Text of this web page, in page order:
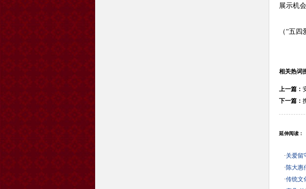
展示机
（“五
相关热词
上一篇：
下一篇：
延伸阅读：
·关爱留
·陈大惠
·传统文